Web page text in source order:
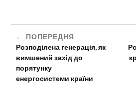
ПОПЕРЕДНЯ
Розподілена генерація, як
вимшений захід до
порятунку
енергосистеми країни